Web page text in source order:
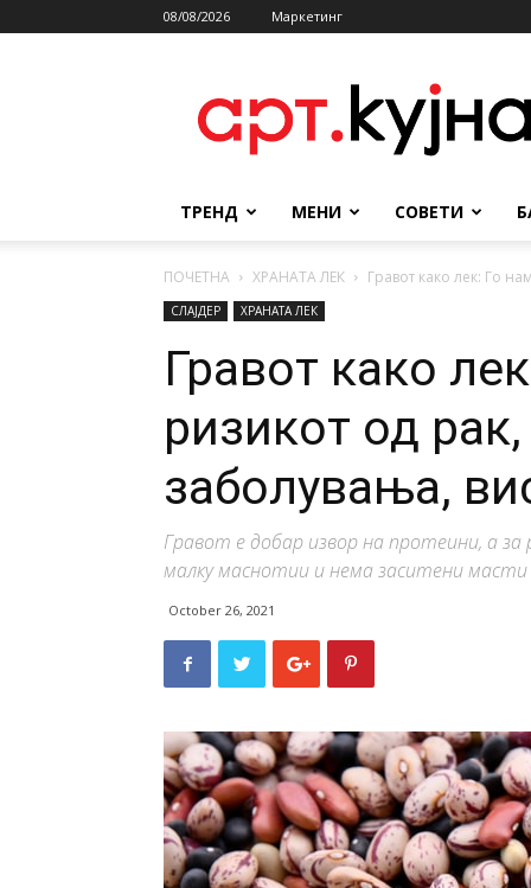
08/08/2026 Маркетинг
ТРЕНД МЕНИ СОВЕТИ
ПОЧЕТНА ХРАНАТА ЛЕК Гравот како лек: Го
СЛАЈДЕР ХРАНАТА ЛЕК
Гравот како
ризикот од
заболувања,
Гравот е добар извор на протеини, а
малку маснотии и нема заситени масти
October 26, 2021